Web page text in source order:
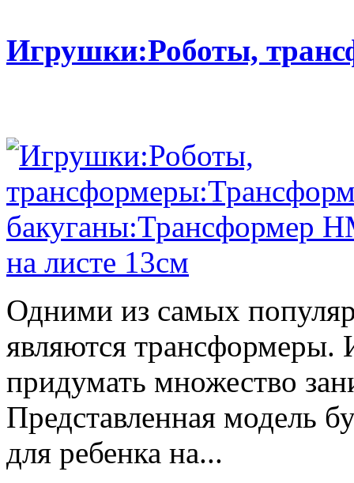
Игрушки:Роботы,
Одними из самых
являются
придумать множество
Представленная модель
для ребенка на...